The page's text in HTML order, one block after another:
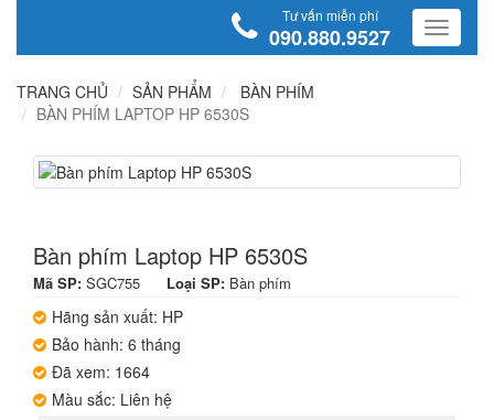
Tư vấn miễn phí
090.880.9527
TRANG CHỦ SẢN PHẨM
BÀN PHÍM
BÀN PHÍM LAPTOP HP 6530S
Bàn phím Laptop HP 6530S
Mã SP: SGC755 Loại SP: Bàn phím
Hãng sản xuất: HP
Bảo hành: 6 tháng
Đã xem: 1664
Màu sắc: Liên hệ